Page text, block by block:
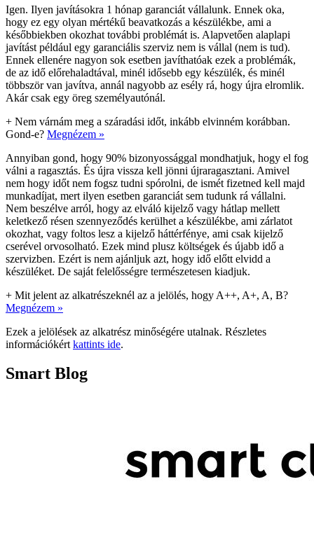
Igen. Ilyen javításokra 1 hónap garanciát vállalunk. Ennek oka,
hogy ez egy olyan mértékű beavatkozás a készülékbe, ami a
későbbiekben okozhat további problémát is. Alapvetően alaplapi
javítást például egy garanciális szerviz nem is vállal (nem is tud).
Ennek ellenére nagyon sok esetben javíthatóak ezek a problémák,
de az idő előrehaladtával, minél idősebb egy készülék, és minél
többször van javítva, annál nagyobb az esély rá, hogy újra elromlik.
Akár csak egy öreg személyautónál.
+ Nem várnám meg a száradási időt, inkább elvinném korábban.
Gond-e? Megnézem »
Annyiban gond, hogy 90% bizonyossággal mondhatjuk, hogy el fog
válni a ragasztás. És újra vissza kell jönni újraragasztani. Amivel
nem hogy időt nem fogsz tudni spórolni, de ismét fizetned kell majd
munkadíjat, mert ilyen esetben garanciát sem tudunk rá vállalni.
Nem beszélve arról, hogy az elváló kijelző vagy hátlap mellett
keletkező résen szennyeződés kerülhet a készülékbe, ami zárlatot
okozhat, vagy foltos lesz a kijelző háttérfénye, ami csak kijelző
cserével orvosolható. Ezek mind plusz költségek és újabb idő a
szervizben. Ezért is nem ajánljuk azt, hogy idő előtt elvidd a
készüléket. De saját felelősségre természetesen kiadjuk.
+ Mit jelent az alkatrészeknél az a jelölés, hogy A++, A+, A, B?
Megnézem »
Ezek a jelölések az alkatrész minőségére utalnak. Részletes
információkért kattints ide.
Smart Blog